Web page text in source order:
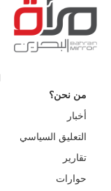
من نحن؟
أخبار
التعليق السياسي
تقارير
حوارات